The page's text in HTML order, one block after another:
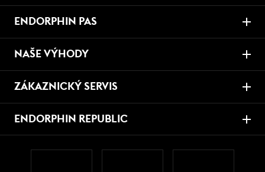
ENDORPHIN PAS
NAŠE VÝHODY
ZÁKAZNICKÝ SERVIS
ENDORPHIN REPUBLIC